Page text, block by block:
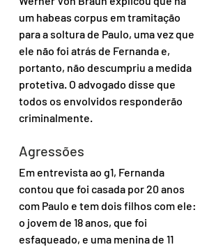
um habeas corpus em tramitação
para a soltura de Paulo, uma vez que
ele não foi atrás de Fernanda e,
portanto, não descumpriu a medida
protetiva. O advogado disse que
todos os envolvidos responderão
criminalmente.
Agressões
Em entrevista ao g1, Fernanda
contou que foi casada por 20 anos
com Paulo e tem dois filhos com ele:
o jovem de 18 anos, que foi
esfaqueado, e uma menina de 11